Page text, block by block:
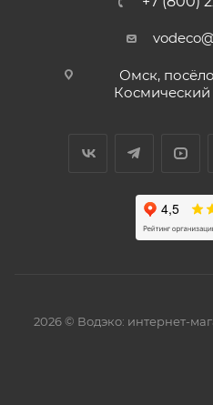
Омск,
Космический
2026 © Водэко: интернет-